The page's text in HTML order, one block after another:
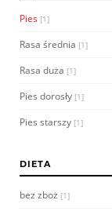
Pies [1]
Rasa średnia [1]
Rasa duża [1]
Pies dorosły [1]
Pies starszy [1]
DIETA
bez zboż [1]